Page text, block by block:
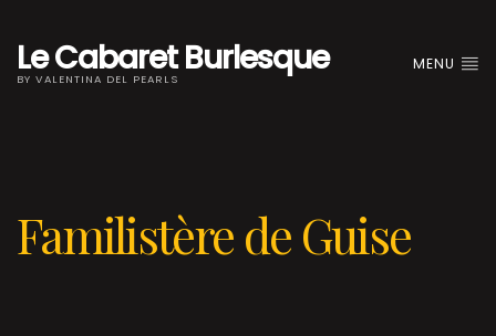
Le Cabaret Burlesque
BY VALENTINA DEL PEARLS
MENU
Familistère de Guise